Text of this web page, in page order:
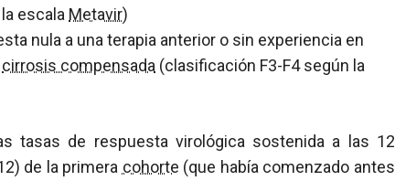
escala Metavir)
nula a una terapia anterior o sin experiencia en
cirrosis compensada (clasificación F3-F4 según la
tasas de respuesta virológica sostenida a las 12
de la primera cohorte (que había comenzado antes